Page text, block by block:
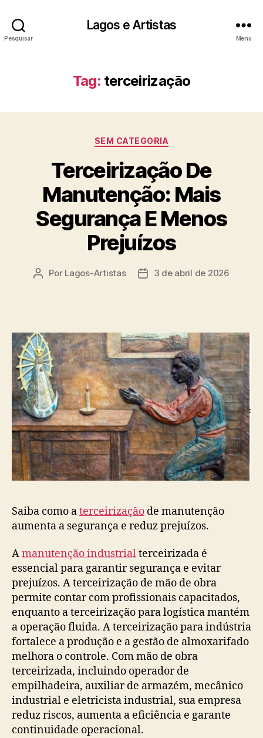
Pesquisar
Lagos e Artistas
Menu
Tag: terceirização
Categorias
SEM CATEGORIA
Terceirização De
Manutenção: Mais
Segurança E Menos
Prejuízos
Autor
Por Lagos-Artistas
Data3 de abril de 2026
Saiba como aterceirização de manutenção
aumenta a segurança e reduz prejuízos.
Amanutenção industrialterceirizada é
essencial para garantir segurança e evitar
prejuízos. A terceirização de mão de obra
permite contar com profissionais capacitados,
enquanto a terceirização para logística mantém
a operação fluida. A terceirização para indústria
fortalece a produção e a gestão de almoxarifado
melhora o controle. Com mão de obra
terceirizada, incluindo operador de
empilhadeira, auxiliar de armazém, mecânico
industrial e eletricista industrial, sua empresa
reduz riscos, aumenta a eficiência e garante
continuidade operacional.